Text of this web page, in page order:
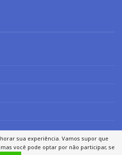
sua experiência. Vamos supor que
você pode optar por não participar, se